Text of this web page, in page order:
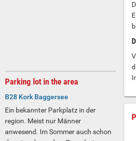
Parking lot in the area
B28 Kork Baggersee
Ein bekannter Parkplatz in der
region. Meist nur Männer
anwesend. Im Sommer auch schon